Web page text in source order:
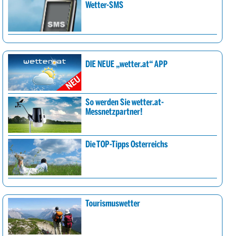
Wetter-SMS
DIE NEUE „wetter.at“ APP
So werden Sie wetter.at-
Messnetzpartner!
Die TOP-Tipps Österreichs
Tourismuswetter